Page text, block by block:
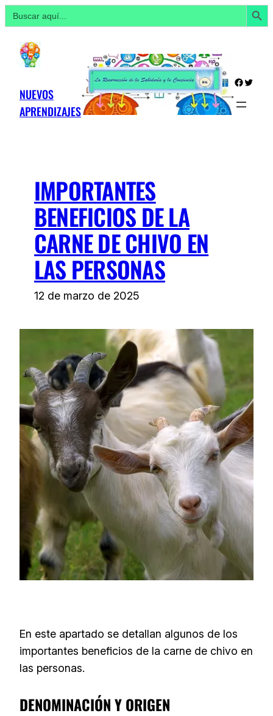
Buscar: Botón de
contenido
NUEVOS
APRENDIZAJES
Twitter
IMPORTANTES
BENEFICIOS DE LA
CARNE DE CHIVO EN
LAS PERSONAS
12 de marzo de 2025
En este apartado se detallan algunos de los
importantes beneficios de la carne de chivo en
las personas.
DENOMINACIÓN Y ORIGEN